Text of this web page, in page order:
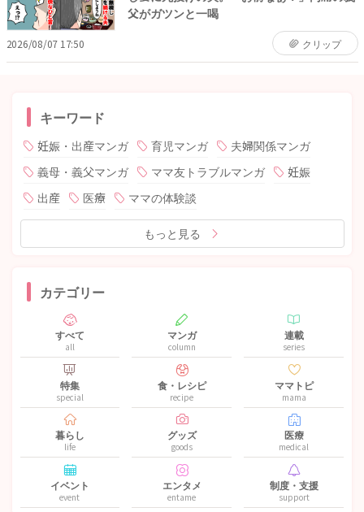
父がガツンと一喝
2026/08/07 17:50 クリップ
キーワード
妊娠・出産マンガ 育児マンガ
夫婦関係マンガ
義母・義父マンガ
ママ友トラブルマンガ
妊娠
出産
医療 ママの体験談
もっと見る
カテゴリー
すべて
all
マンガ
column
連載
series
特集
special
食・レシピ
recipe
ママトピ
mama
暮らし
life
グッズ
goods
医療
medical
イベント
event
エンタメ
entame
制度・支援
support